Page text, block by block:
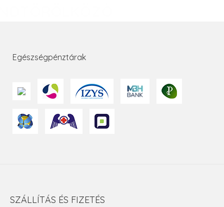
Egészségpénztárak
SZÁLLÍTÁS ÉS FIZETÉS